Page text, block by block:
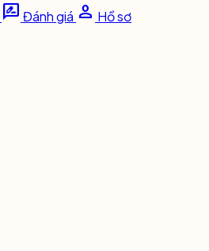
rate_review Đánh giá person Hồ sơ